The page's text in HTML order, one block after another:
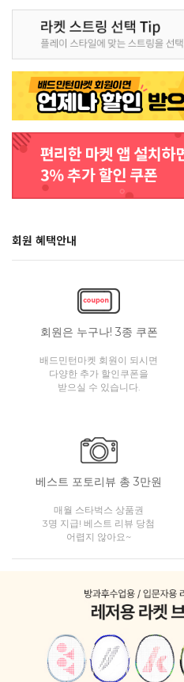
회원 혜택안내
회원은 누구나! 3종 쿠폰
배드민턴마켓 회원이 되시면
다양한 추가 할인쿠폰을
받으실 수 있습니다.
베스트 포토리뷰 총 3만원
매월 스타벅스 상품권
3명 지급! 베스트 리뷰 당첨
어렵지 않아요~